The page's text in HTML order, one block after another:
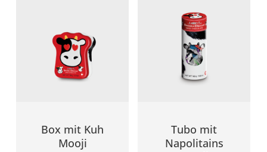
Box mit Kuh
Mooji
Tubo mit
Napolitains